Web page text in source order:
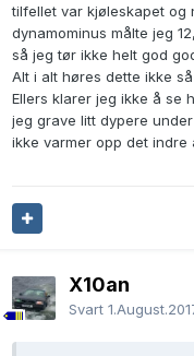
tilfellet var kjøleskapet og
dynamominus målte jeg
så jeg tør ikke helt god
Alt i alt høres dette ikke
Ellers klarer jeg ikke å se
jeg grave litt dypere
ikke varmer opp det indre
X10an
Svart